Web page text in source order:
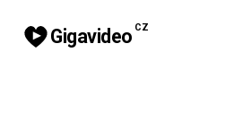
Gigavideo CZ